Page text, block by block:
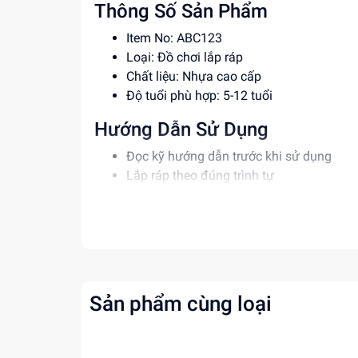
Thông Số Sản Phẩm
Item No: ABC123
Loại: Đồ chơi lắp ráp
Chất liệu: Nhựa cao cấp
Độ tuổi phù hợp: 5-12 tuổi
Hướng Dẫn Sử Dụng
Đọc kỹ hướng dẫn trước khi sử dụng
Lắp ráp theo đúng trình tự
Giúp bé tự tin hơn
Sản phẩm cùng loại